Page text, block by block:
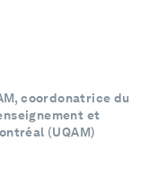
coordonatrice du
et
(UQAM)